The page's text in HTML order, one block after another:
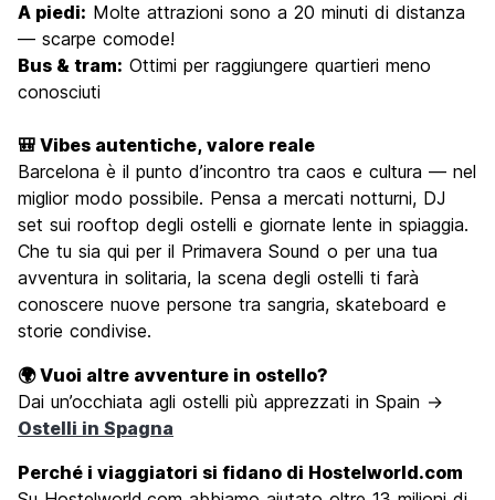
A piedi: Molte attrazioni sono a 20 minuti di distanza
— scarpe comode!
Bus & tram: Ottimi per raggiungere quartieri meno
conosciuti
🎒 Vibes autentiche, valore reale
Barcelona è il punto d’incontro tra caos e cultura — nel
miglior modo possibile. Pensa a mercati notturni, DJ
set sui rooftop degli ostelli e giornate lente in spiaggia.
Che tu sia qui per il Primavera Sound o per una tua
avventura in solitaria, la scena degli ostelli ti farà
conoscere nuove persone tra sangria, skateboard e
storie condivise.
🌍 Vuoi altre avventure in ostello?
Dai un’occhiata agli ostelli più apprezzati in Spain →
Ostelli in Spagna
Perché i viaggiatori si fidano di Hostelworld.com